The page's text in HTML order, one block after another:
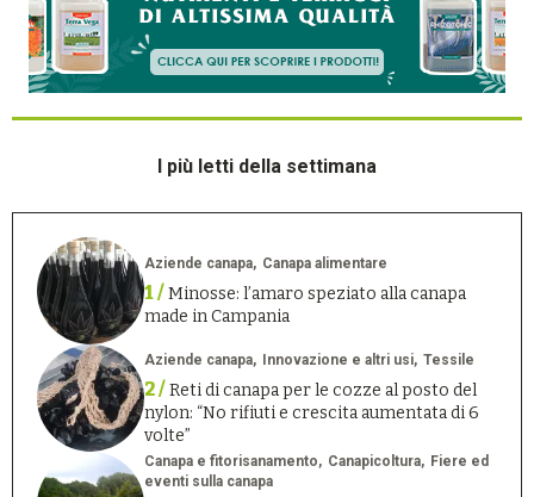
I più letti della settimana
Aziende canapa Canapa alimentare
1 /Minosse: l’amaro speziato alla canapa
made in Campania
Aziende canapa Innovazione e altri usi Tessile
2 /Reti di canapa per le cozze al posto del
nylon: “No rifiuti e crescita aumentata di 6
volte”
Canapa e fitorisanamento Canapicoltura
Fiere ed
eventi sulla canapa